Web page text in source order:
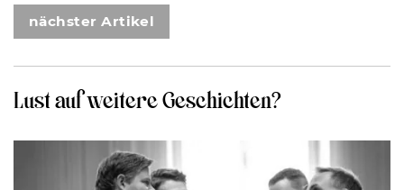
nächster Artikel
Lust auf weitere Geschichten?